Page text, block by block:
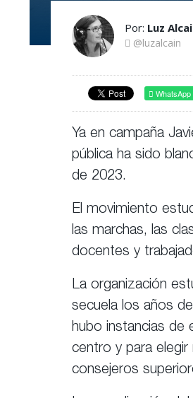
Por: Luz
@luzalcain
WhatsApp
Ya en campaña
pública ha sido
de 2023.
El movimiento
las marchas, las
docentes y
La organización
secuela los años
hubo instancias de
centro y para
consejeros